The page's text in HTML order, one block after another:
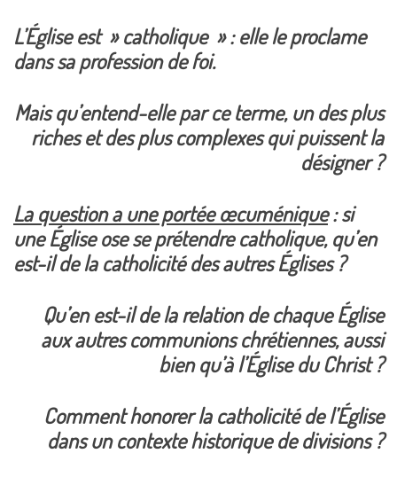
L’Église est » catholique » : elle le proclame
dans sa profession de foi.
Mais qu’entend-elle par ce terme, un des plus
riches et des plus complexes qui puissent la
désigner ?
La question a une portée œcuménique: si
une Église ose se prétendre catholique, qu’en
est-il de la catholicité des autres Églises ?
Qu’en est-il de la relation de chaque Église
aux autres communions chrétiennes, aussi
bien qu’à l’Église du Christ ?
Comment honorer la catholicité de l’Église
dans un contexte historique de divisions ?